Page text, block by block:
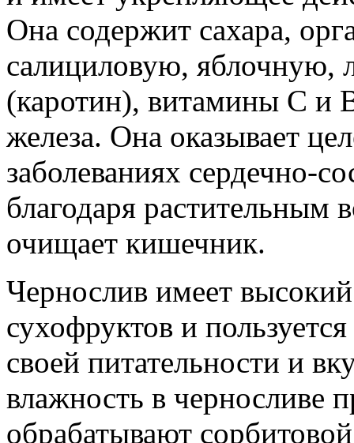
Она содержит сахара,
салициловую,
(каротин), витамины С и
железа. Она оказывает
заболеваниях сердечно-
благодаря растительным
очищает кишечник.
Чернослив имеет
сухофруктов и
своей питательности и
влажность в черносливе
обрабатывают